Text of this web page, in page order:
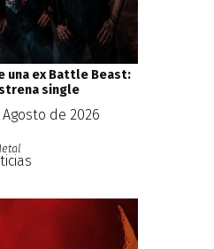
una ex Battle Beast:
single
de 2026